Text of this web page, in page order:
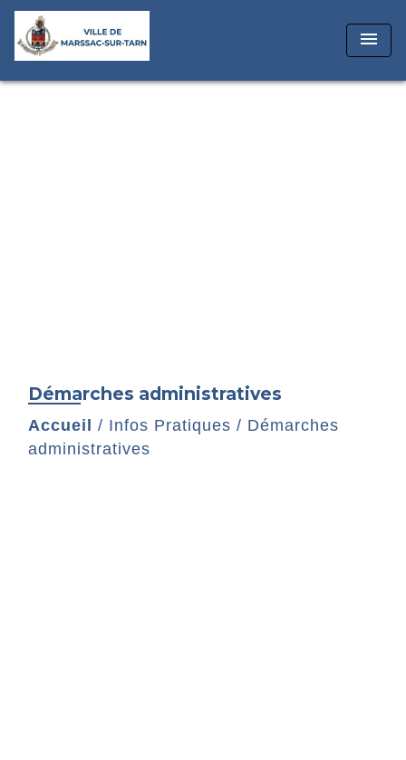
menu
Démarches administratives
Accueil / Infos Pratiques / Démarches
administratives